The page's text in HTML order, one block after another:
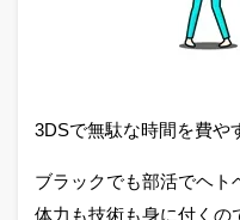
3DSで無駄な時間を費や
ブラックでも部活でヘ
体力も技術も身に付くの